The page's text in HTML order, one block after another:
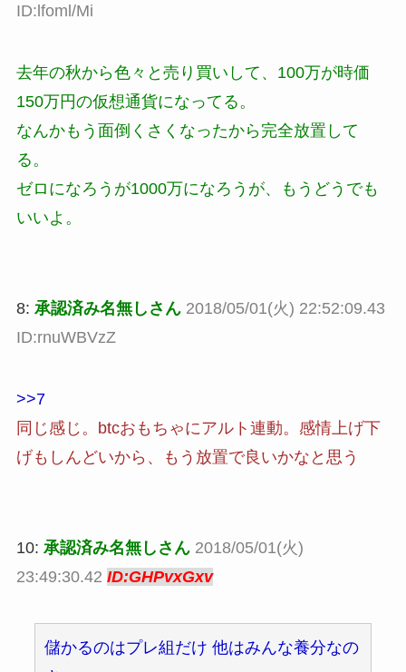
ID:lfoml/Mi
去年の秋から色々と売り買いして、100万が時価
150万円の仮想通貨になってる。
なんかもう面倒くさくなったから完全放置して
る。
ゼロになろうが1000万になろうが、もうどうでも
いいよ。
8: 承認済み名無しさん 2018/05/01(火) 22:52:09.43
ID:rnuWBVzZ
>>7
同じ感じ。btcおもちゃにアルト連動。感情上げ下
げもしんどいから、もう放置で良いかなと思う
10: 承認済み名無しさん 2018/05/01(火)
23:49:30.42 ID:GHPvxGxv
儲かるのはプレ組だけ 他はみんな養分なの